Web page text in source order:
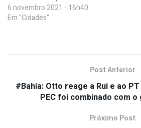
6 novembro 2021 - 16h40
Em "Cidades"
Post Anterior
#Bahia: Otto reage a Rui e ao
PEC foi combinado com
Próximo Post